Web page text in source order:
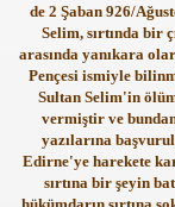
de 2 Şaban 926/
Selim, sırtında bir
arasında yanıkara
Pençesi ismiyle
Sultan Selim'in
vermiştir ve
yazılarına
Edirne'ye harekete
sırtına bir şeyin